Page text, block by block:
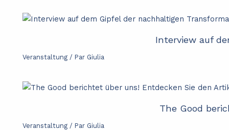
Interview auf
Veranstaltung / Par Giulia
The Good
Veranstaltung / Par Giulia